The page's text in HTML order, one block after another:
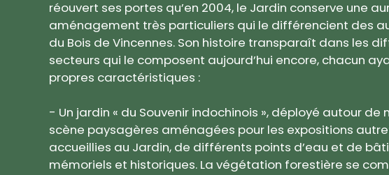
réouvert ses portes qu’en 2004, le Jardin conserve une
aménagement très particuliers qui le différencient des
du Bois de Vincennes. Son histoire transparaît dans les
secteurs qui le composent aujourd’hui encore, chacun
propres caractéristiques :
- Un jardin « du Souvenir indochinois », déployé autour de
scène paysagères aménagées pour les expositions
accueillies au Jardin, de différents points d’eau et de
mémoriels et historiques. La végétation forestière se